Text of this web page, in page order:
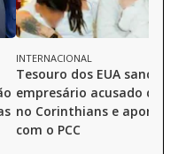
INTERNACIONAL
Tesouro dos EUA
empresário acusado de
no Corinthians e aponta
com o PCC